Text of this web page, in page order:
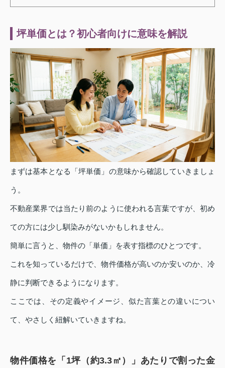
坪単価とは？初心者向けに意味を解説
まずは基本となる「坪単価」の意味から確認していきましょ
う。
不動産業界では当たり前のように使われる言葉ですが、初め
ての方には少し馴染みがないかもしれません。
簡単に言うと、物件の「単価」を表す指標のひとつです。
これを知っているだけで、物件価格が高いのか安いのか、冷
静に判断できるようになります。
ここでは、その定義やイメージ、似た言葉との違いについ
て、やさしく紐解いていきますね。
物件価格を「1坪（約3.3㎡）」あたりで割った金